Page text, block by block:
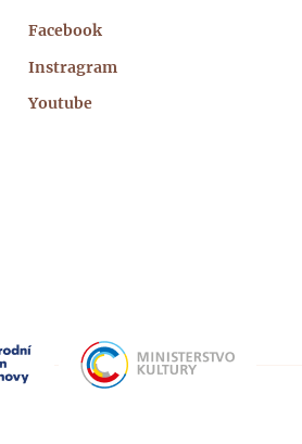
Facebook
Instragram
Youtube